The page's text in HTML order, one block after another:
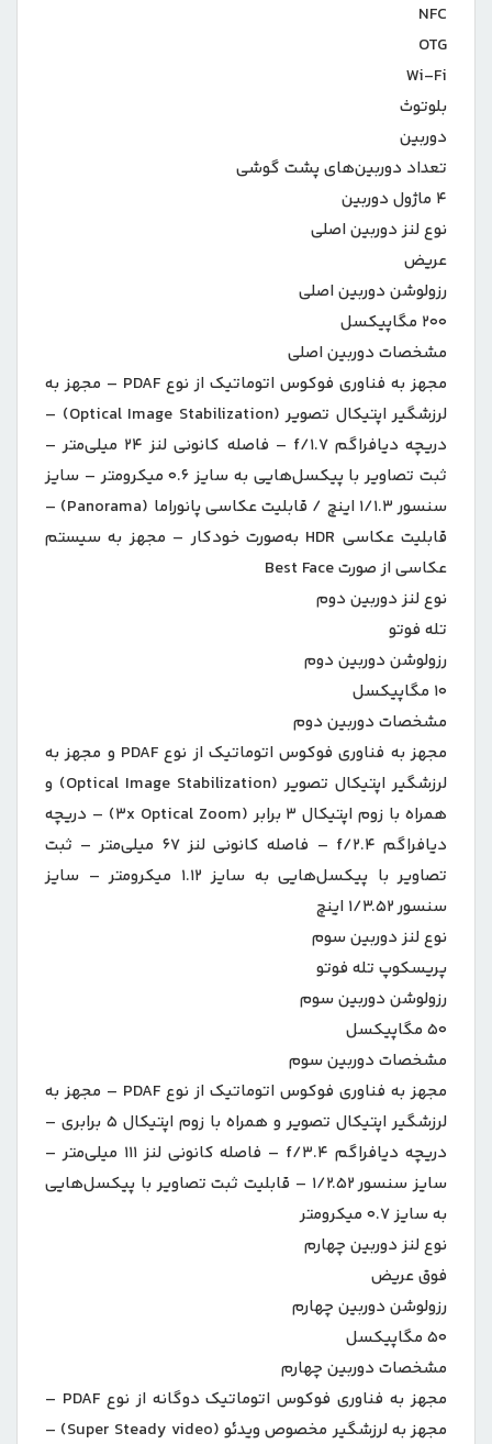
NFC
OTG
Wi-Fi
بلوتوث
دوربین
تعداد دوربین‌های پشت گوشی
۴ ماژول دوربین
نوع لنز دوربین اصلی
عریض
رزولوشن دوربین اصلی
۲۰۰ مگاپیکسل
مشخصات دوربین اصلی
مجهز به فناوری فوکوس اتوماتیک از نوع PDAF – مجهز به
لرزشگیر اپتیکال تصویر (Optical Image Stabilization) –
دریچه‌ دیافراگم f/۱.۷ – فاصله کانونی لنز ۲۴ میلی‌متر –
ثبت تصاویر با پیکسل‎‌هایی به سایز ۰.۶ میکرومتر – سایز
سنسور ۱/۱.۳ اینچ / قابلیت عکاسی پانوراما (Panorama) –
قابلیت عکاسی HDR به‌صورت خودکار – مجهز به سیستم
عکاسی از صورت Best Face
نوع لنز دوربین دوم
تله فوتو
رزولوشن دوربین دوم
۱۰ مگاپیکسل
مشخصات دوربین دوم
مجهز به فناوری فوکوس اتوماتیک از نوع PDAF و مجهز به
لرزشگیر اپتیکال تصویر (Optical Image Stabilization) و
همراه با زوم اپتیکال ۳ برابر (۳x Optical Zoom) – دریچه‌
دیافراگم f/۲.۴ – فاصله کانونی لنز ۶۷ میلی‌متر – ثبت
تصاویر با پیکسل‎‎‌هایی به سایز ۱.۱۲ میکرومتر – سایز
سنسور ۱/۳.۵۲ اینچ
نوع لنز دوربین سوم
پریسکوپ تله فوتو
رزولوشن دوربین سوم
۵۰ مگاپیکسل
مشخصات دوربین سوم
مجهز به فناوری فوکوس اتوماتیک از نوع PDAF – مجهز به
لرزشگیر اپتیکال تصویر و همراه با زوم اپتیکال ۵ برابری –
دریچه‌ دیافراگم f/۳.۴ – فاصله کانونی لنز ۱۱۱ میلی‌متر –
سایز سنسور ۱/۲.۵۲ – قابلیت ثبت تصاویر با پیکسل‎‎‌هایی
به سایز ۰.۷ میکرومتر
نوع لنز دوربین چهارم
فوق عریض
رزولوشن دوربین چهارم
۵۰ مگاپیکسل
مشخصات دوربین چهارم
مجهز به فناوری فوکوس اتوماتیک دوگانه از نوع PDAF –
مجهز به لرزشگیر مخصوص ویدئو (Super Steady video) –